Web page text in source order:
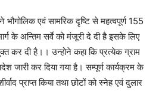
एवं सामरिक दृष्टि से महत्वपूर्ण 155
के अन्तिम सर्वे को मंजूरी दे दी है इसके लिए
कर दी है।। उन्होने कहा कि प्रत्येक ग्राम
जारी कर दिया गया है। सम्पूर्ण कार्यक्रम के
प्राप्त किया तथा छोटों को स्नेह एवं दुलार